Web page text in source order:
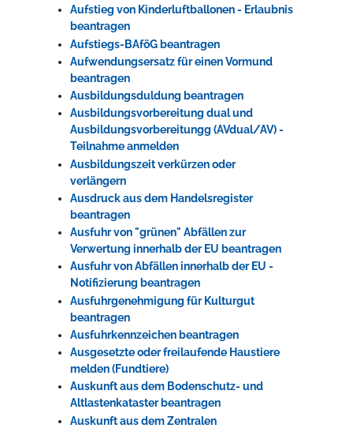
Aufstieg von Kinderluftballonen - Erlaubnis
beantragen
Aufstiegs-BAföG beantragen
Aufwendungsersatz für einen Vormund
beantragen
Ausbildungsduldung beantragen
Ausbildungsvorbereitung dual und
Ausbildungsvorbereitungg (AVdual/AV) -
Teilnahme anmelden
Ausbildungszeit verkürzen oder
verlängern
Ausdruck aus dem Handelsregister
beantragen
Ausfuhr von "grünen" Abfällen zur
Verwertung innerhalb der EU beantragen
Ausfuhr von Abfällen innerhalb der EU -
Notifizierung beantragen
Ausfuhrgenehmigung für Kulturgut
beantragen
Ausfuhrkennzeichen beantragen
Ausgesetzte oder freilaufende Haustiere
melden (Fundtiere)
Auskunft aus dem Bodenschutz- und
Altlastenkataster beantragen
Auskunft aus dem Zentralen